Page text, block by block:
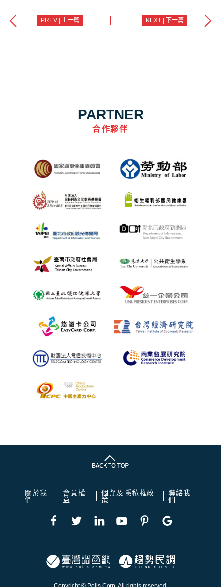
PREV | 上一篇 NEXT | 下一篇
PARTNER
合作夥伴
關於我
們
會員權
益
個資及隱私權政
策
聯絡我
們
Copyright © Polls Corp. All rights reserved.